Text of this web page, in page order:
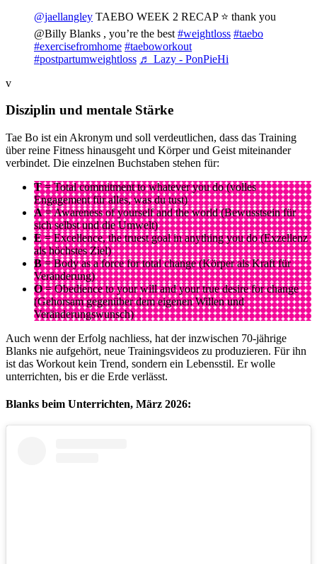
@jaellangley TAEBO WEEK 2 RECAP ⭐️ thank you
@Billy Blanks , you’re the best #weightloss #taebo
#exercisefromhome #taeboworkout
#postpartumweightloss ♬ Lazy - PonPieHi
v
Disziplin und mentale Stärke
Tae Bo ist ein Akronym und soll verdeutlichen, dass das Training
über reine Fitness hinausgeht und Körper und Geist miteinander
verbindet. Die einzelnen Buchstaben stehen für:
T= Total commitment to whatever you do (volles
Engagement für alles, was du tust)
A= Awareness of yourself and the world (Bewusstsein für
sich selbst und die Umwelt)
E= Excellence, the truest goal in anything you do (Exzellenz
als höchstes Ziel)
B= Body as a force for total change (Körper als Kraft für
Veränderung)
O= Obedience to your will and your true desire for change
(Gehorsam gegenüber dem eigenen Willen und
Veränderungswunsch)
Auch wenn der Erfolg nachliess, hat der inzwischen 70-jährige
Blanks nie aufgehört, neue Trainingsvideos zu produzieren. Für ihn
ist das Workout kein Trend, sondern ein Lebensstil. Er wolle
unterrichten, bis er die Erde verlässt.
Blanks beim Unterrichten, März 2026: